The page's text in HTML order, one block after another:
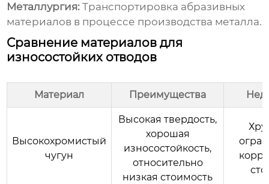
Металлургия: Транспортировка абразивных
материалов в процессе производства металла.
Сравнение материалов для
износостойких отводов
Материал Преимущества
Высокохромистый
чугун
Высокая твердость,
хорошая
износостойкость,
относительно
низкая стоимость